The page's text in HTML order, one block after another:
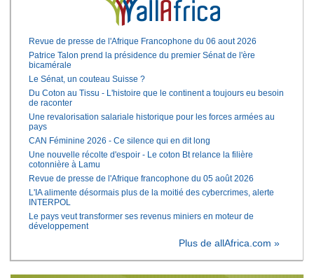
Revue de presse de l'Afrique Francophone du 06 aout 2026
Patrice Talon prend la présidence du premier Sénat de l'ère
bicamérale
Le Sénat, un couteau Suisse ?
Du Coton au Tissu - L'histoire que le continent a toujours eu besoin
de raconter
Une revalorisation salariale historique pour les forces armées au
pays
CAN Féminine 2026 - Ce silence qui en dit long
Une nouvelle récolte d'espoir - Le coton Bt relance la filière
cotonnière à Lamu
Revue de presse de l'Afrique francophone du 05 août 2026
L'IA alimente désormais plus de la moitié des cybercrimes, alerte
INTERPOL
Le pays veut transformer ses revenus miniers en moteur de
développement
Plus de allAfrica.com »